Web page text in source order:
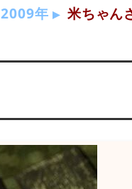
2009年 米ちゃん